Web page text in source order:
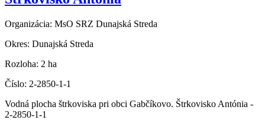
Organizácia: MsO SRZ Dunajská Streda
Okres: Dunajská Streda
Rozloha: 2 ha
Číslo: 2-2850-1-1
Vodná plocha štrkoviska pri obci Gabčíkovo. Štrkovisko Antónia -
2-2850-1-1